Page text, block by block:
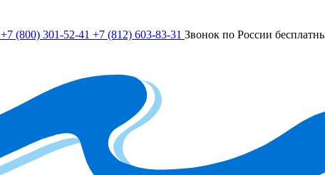
+7 (800) 301-52-41 +7 (812) 603-83-31 Звонок по России